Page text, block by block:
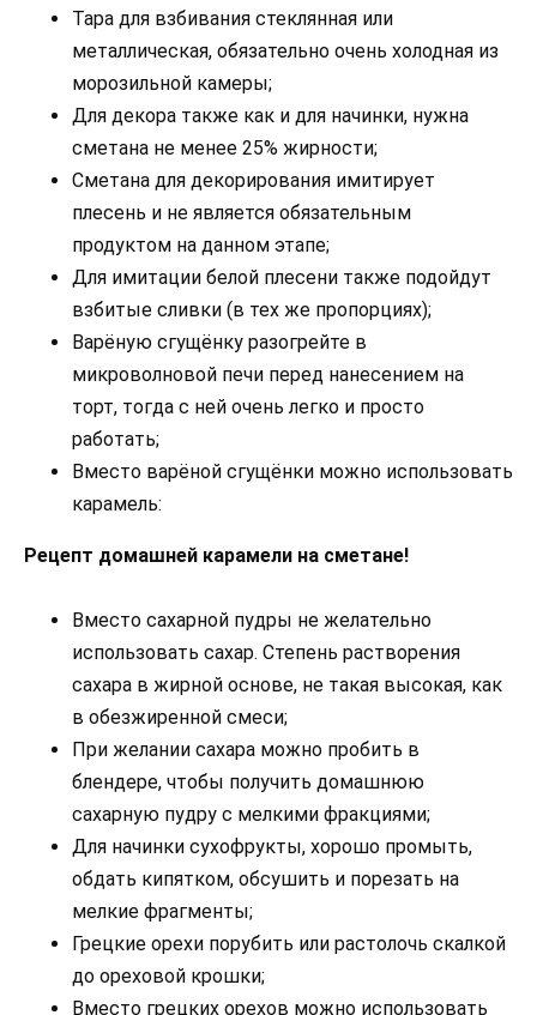
Тара для взбивания стеклянная или
металлическая, обязательно очень холодная из
морозильной камеры;
Для декора также как и для начинки, нужна
сметана не менее 25% жирности;
Сметана для декорирования имитирует
плесень и не является обязательным
продуктом на данном этапе;
Для имитации белой плесени также подойдут
взбитые сливки (в тех же пропорциях);
Варёную сгущёнку разогрейте в
микроволновой печи перед нанесением на
торт, тогда с ней очень легко и просто
работать;
Вместо варёной сгущёнки можно использовать
карамель:
Рецепт домашней карамели на сметане!
Вместо сахарной пудры не желательно
использовать сахар. Степень растворения
сахара в жирной основе, не такая высокая, как
в обезжиренной смеси;
При желании сахара можно пробить в
блендере, чтобы получить домашнюю
сахарную пудру с мелкими фракциями;
Для начинки сухофрукты, хорошо промыть,
обдать кипятком, обсушить и порезать на
мелкие фрагменты;
Грецкие орехи порубить или растолочь скалкой
до ореховой крошки;
Вместо грецких орехов можно использовать